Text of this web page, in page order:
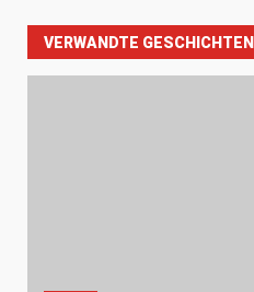
VERWANDTE GESCHICHTEN